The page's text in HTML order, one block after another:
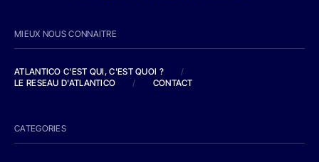
MIEUX NOUS CONNAITRE
ATLANTICO C'EST QUI, C'EST QUOI ?
/
LE RESEAU D'ATLANTICO
/ CONTACT
CATEGORIES